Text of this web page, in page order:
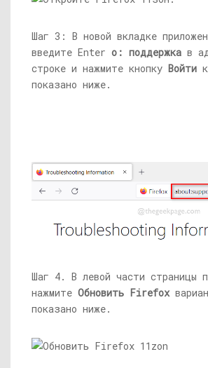
Шаг 3: В новой вкладке
введите Enter о: поддержка в
строке и нажмите кнопку Войти
показано ниже.
Шаг 4. В левой части страницы
нажмите Обновить Firefox
показано ниже.